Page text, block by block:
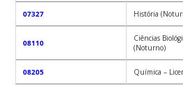
07327 História
08110
Ciências
(Noturno)
08205 Química –